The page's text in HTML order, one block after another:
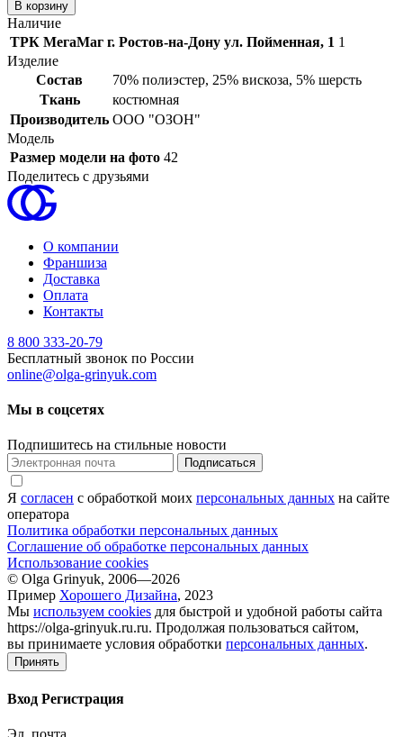
Наличие
ТРК МегаМаг г. Ростов-на-Дону ул. Пойменная, 1 1
Изделие
Состав
70% полиэстер, 25% вискоза, 5% шерсть
Ткань
костюмная
Производитель ООО "ОЗОН"
Модель
Размер модели на фото 42
Поделитесь с друзьями
О компании
Франшиза
Доставка
Оплата
Контакты
8 800 333-20-79
Бесплатный звонок по России
online@olga-grinyuk.com
Мы в соцсетях
Подпишитесь на стильные новости
Подписаться
Я согласен с обработкой моих персональных данных на сайте
оператора
Политика обработки персональных данных
Соглашение об обработке персональных данных
Использование cookies
© Olga Grinyuk, 2006—2026
Пример Хорошего Дизайна, 2023
Мы используем cookies для быстрой и удобной работы сайта
https://olga-grinyuk.ru.ru. Продолжая пользоваться сайтом,
вы принимаете условия обработки персональных данных.
Принять
Вход Регистрация
Эл. почта